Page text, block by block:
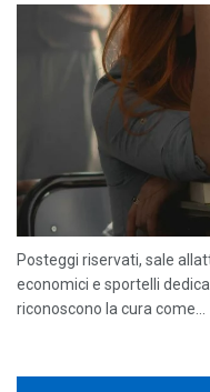
Posteggi riservati, sale
economici e sportelli
riconoscono la cura come...